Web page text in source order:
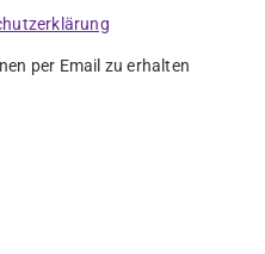
per Email zu erhalten